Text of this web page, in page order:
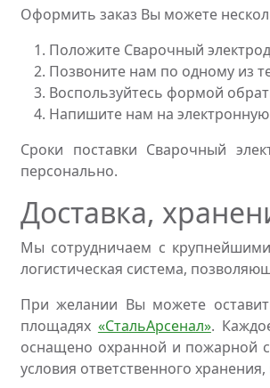
Оформить заказ Вы можете
Положите Сварочный
Позвоните нам по одному из
Воспользуйтесь формой
Напишите нам на электронную
Сроки поставки Сварочный
персонально.
Доставка,
Мы сотрудничаем с
логистическая система,
При желании Вы можете
площадях «СтальАрсенал».
оснащено охранной и пожарной
условия ответственного